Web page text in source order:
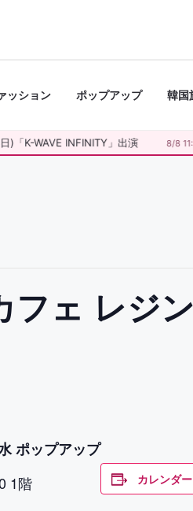
ッション ポップアップ 韓国
「K-WAVE INFINITY」出演 8/8
ェ レジ
ポップアップ
1階
カレンダ